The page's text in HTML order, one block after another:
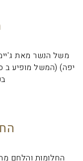
משל הנשר מאת
יפה) (המשל מופיע ב
החלומות והלחם